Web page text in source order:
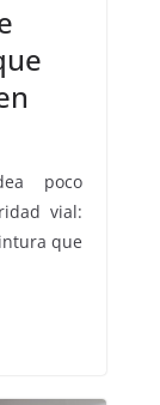
poco
vial:
que